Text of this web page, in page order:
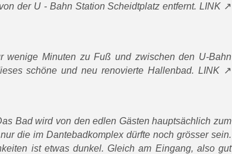
der U - Bahn Station Scheidtplatz entfernt.LINK
Minuten zu Fuß und zwischen den U-Bahn
schöne und neu renovierte Hallenbad.LINK
Bad wird von den edlen Gästen hauptsächlich zum
die im Dantebadkomplex dürfte noch grösser sein.
ist etwas dunkel. Gleich am Eingang, also gut